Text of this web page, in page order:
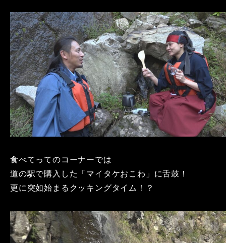
食べてってのコーナーでは
道の駅で購入した「マイタケおこわ」に舌鼓！
更に突如始まるクッキングタイム！？